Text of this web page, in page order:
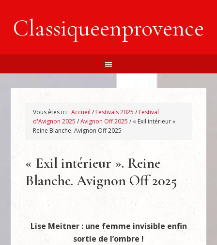
Classiqueenprovence
Vous êtes ici :Accueil / Festivals 2025 / Festival
d'Avignon 2025 /Avignon Off 2025 / « Exil intérieur ».
Reine Blanche. Avignon Off 2025
« Exil intérieur ». Reine
Blanche. Avignon Off 2025
Lise Meitner : une femme invisible enfin
sortie de l’ombre !